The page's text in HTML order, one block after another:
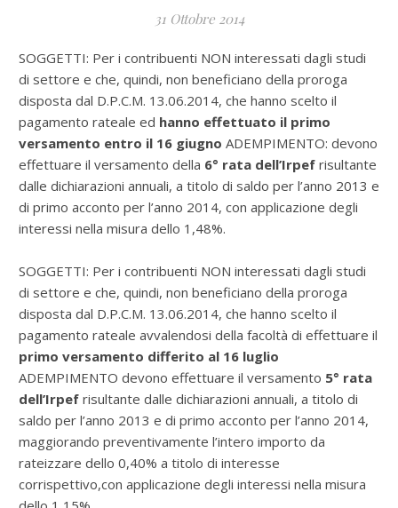
31 Ottobre 2014
SOGGETTI: Per i contribuenti NON interessati dagli studi
di settore e che, quindi, non beneficiano della proroga
disposta dal D.P.C.M. 13.06.2014, che hanno scelto il
pagamento rateale ed hanno effettuato il primo
versamento entro il 16 giugno ADEMPIMENTO: devono
effettuare il versamento della 6° rata dell’Irpef risultante
dalle dichiarazioni annuali, a titolo di saldo per l’anno 2013 e
di primo acconto per l’anno 2014, con applicazione degli
interessi nella misura dello 1,48%.
SOGGETTI: Per i contribuenti NON interessati dagli studi
di settore e che, quindi, non beneficiano della proroga
disposta dal D.P.C.M. 13.06.2014, che hanno scelto il
pagamento rateale avvalendosi della facoltà di effettuare il
primo versamento differito al 16 luglio
ADEMPIMENTO devono effettuare il versamento 5° rata
dell’Irpef risultante dalle dichiarazioni annuali, a titolo di
saldo per l’anno 2013 e di primo acconto per l’anno 2014,
maggiorando preventivamente l’intero importo da
rateizzare dello 0,40% a titolo di interesse
corrispettivo,con applicazione degli interessi nella misura